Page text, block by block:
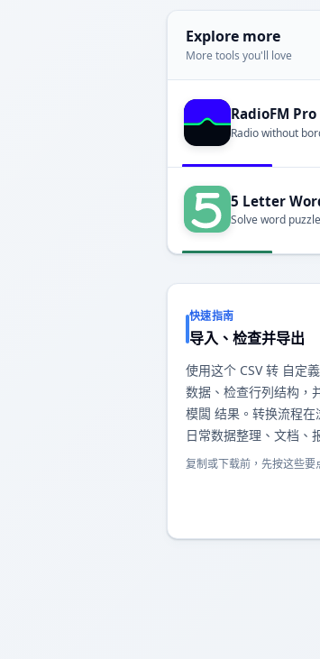
Explore more
More tools you'll love
RadioFM Pro
Radio without
5 Letter
Solve word
快速指南
导入、检查并导出
使用这个 CSV 转 自定
数据、检查行列结构，
模闆 结果。转换流程
日常数据整理、文档、
复制或下载前，先按这些要